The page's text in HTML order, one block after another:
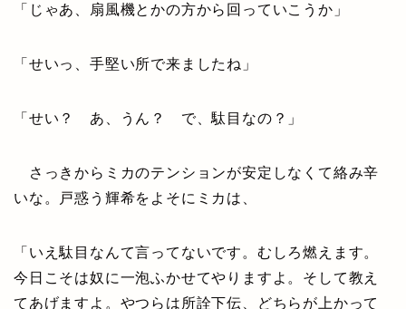
「じゃあ、扇風機とかの方から回っていこうか」
「せいっ、手堅い所で来ましたね」
「せい？ あ、うん？ で、駄目なの？」
さっきからミカのテンションが安定しなくて絡み辛
いな。戸惑う輝希をよそにミカは、
「いえ駄目なんて言ってないです。むしろ燃えます。
今日こそは奴に一泡ふかせてやりますよ。そして教え
てあげますよ。やつらは所詮下伝、どちらが上かって